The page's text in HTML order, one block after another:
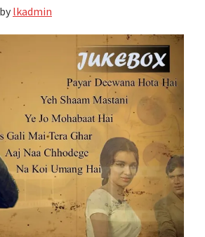
by lkadmin